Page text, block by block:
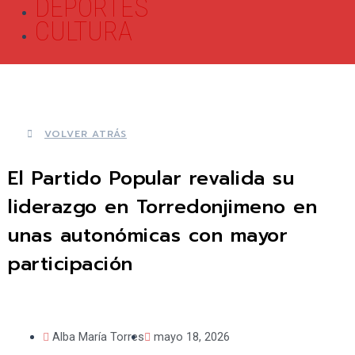
DEPORTES
CULTURA
VOLVER ATRÁS
El Partido Popular revalida su
liderazgo en Torredonjimeno en
unas autonómicas con mayor
participación
Alba María Torres mayo 18, 2026